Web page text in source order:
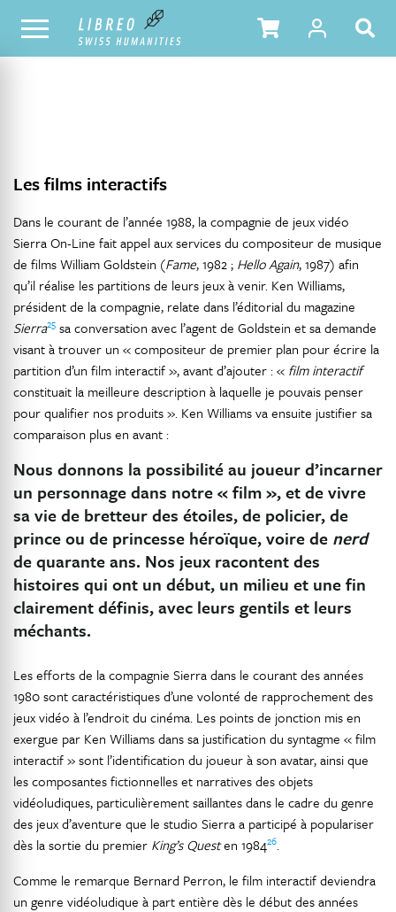
NOTRE CATALOGUE TABLE DES MATIÈRES
Les films interactifs
Dans le courant de l’année 1988, la compagnie de jeux vidéo
Sierra On-Line fait appel aux services du compositeur de musique
de films William Goldstein (Fame, 1982 ; Hello Again, 1987) afin
qu’il réalise les partitions de leurs jeux à venir. Ken Williams,
président de la compagnie, relate dans l’éditorial du magazine
Sierra25 sa conversation avec l’agent de Goldstein et sa demande
visant à trouver un « compositeur de premier plan pour écrire la
partition d’un film interactif », avant d’ajouter : « film interactif
constituait la meilleure description à laquelle je pouvais penser
pour qualifier nos produits ». Ken Williams va ensuite justifier sa
comparaison plus en avant :
Nous donnons la possibilité au joueur d’incarner
un personnage dans notre « film », et de vivre
sa vie de bretteur des étoiles, de policier, de
prince ou de princesse héroïque, voire de nerd
de quarante ans. Nos jeux racontent des
histoires qui ont un début, un milieu et une fin
clairement définis, avec leurs gentils et leurs
méchants.
Les efforts de la compagnie Sierra dans le courant des années
1980 sont caractéristiques d’une volonté de rapprochement des
jeux vidéo à l’endroit du cinéma. Les points de jonction mis en
exergue par Ken Williams dans sa justification du syntagme « film
interactif » sont l’identification du joueur à son avatar, ainsi que
les composantes fictionnelles et narratives des objets
vidéoludiques, particulièrement saillantes dans le cadre du genre
des jeux d’aventure que le studio Sierra a participé à populariser
dès la sortie du premier King’s Questen 198426.
Comme le remarque Bernard Perron, le film interactif deviendra
un genre vidéoludique à part entière dès le début des années